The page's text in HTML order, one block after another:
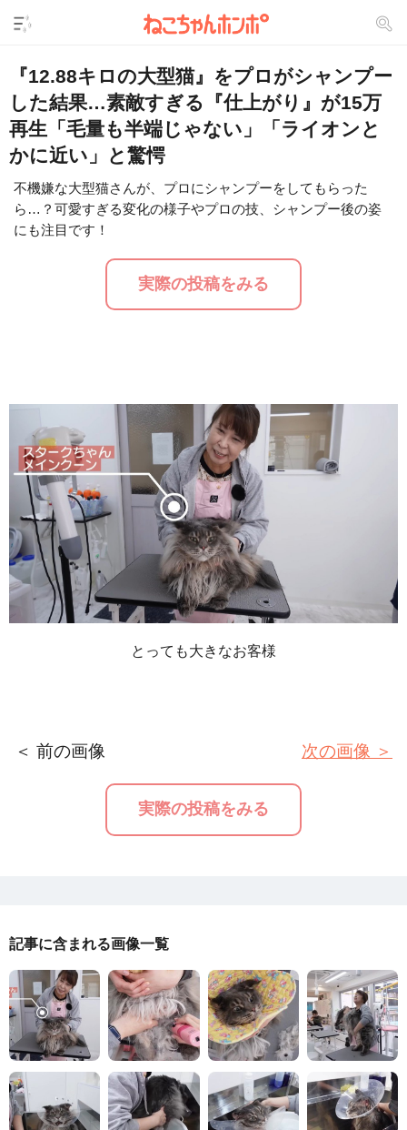
『12.88キロの大型猫』をプロがシャンプー
した結果…素敵すぎる『仕上がり』が15万
再生「毛量も半端じゃない」「ライオンと
かに近い」と驚愕
U
n
/
L
o
不機嫌な大型猫さんが、プロにシャンプーをしてもらった
ら…？可愛すぎる変化の様子やプロの技、シャンプー後の姿
にも注目です！
実際の投稿をみる
とっても大きなお客様
＜ 前の画像
実際の投稿をみる
次の画像 ＞
記事に含まれる画像一覧